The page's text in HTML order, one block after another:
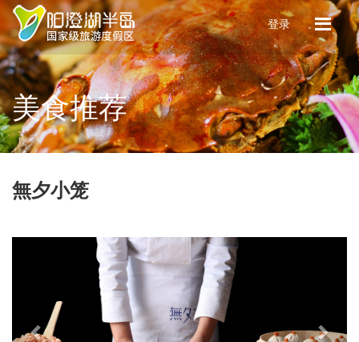
登录
美食推荐
無夕小笼